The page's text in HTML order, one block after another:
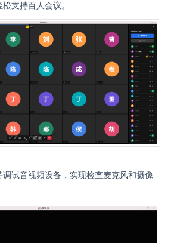
支持百人会议。
试音视频设备，实现检查麦克风和摄像